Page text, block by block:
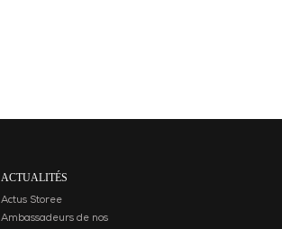
ACTUALITÉS
Actus Storee
Ambassadeurs de nos